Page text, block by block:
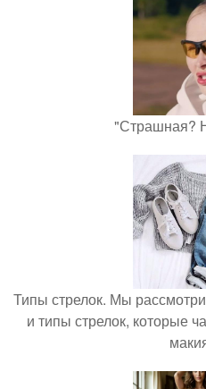
"Страшная?
Типы стрелок. Мы
и типы стрелок, которые